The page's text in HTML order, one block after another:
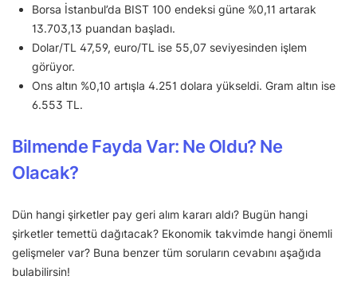
Borsa İstanbul’da BIST 100 endeksi güne %0,11 artarak
13.703,13 puandan başladı.
Dolar/TL 47,59, euro/TL ise 55,07 seviyesinden işlem
görüyor.
Ons altın %0,10 artışla 4.251 dolara yükseldi. Gram altın ise
6.553 TL.
Bilmende Fayda Var: Ne Oldu? Ne
Olacak?
Dün hangi şirketler pay geri alım kararı aldı? Bugün hangi
şirketler temettü dağıtacak? Ekonomik takvimde hangi önemli
gelişmeler var? Buna benzer tüm soruların cevabını aşağıda
bulabilirsin!